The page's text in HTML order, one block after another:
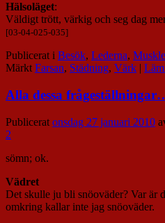
Hälsoläget:
Väldigt trött, värkig och seg dag
[03-04-025-035]
Publicerat i Besök, Lederna,
Märkt Farsan, Städning, Värk |
Alla dessa
Publicerat onsdag 27 januari 2010
2
sömn; ok.
Vädret
Det skulle ju bli snöoväder? Var är
omkring kallar inte jag snöoväder.